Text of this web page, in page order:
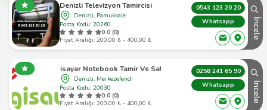
Denizli Televizyon Tamircisi
Denizli, Pamukkale
Posta Kodu: 20260
0.0 (0)
Fiyat Aralığı: 200,00 ₺ - 400,00 ₺
0543 123 20 20
Whatsapp
İncele
Efe Bilgisayar Notebook Tamir Ve Satış Hizmetleri
Denizli, Merkezefendi
Posta Kodu: 20030
0.0 (0)
Fiyat Aralığı: 200,00 ₺ - 400,00 ₺
0258 241 65 90
Whatsapp
İncele